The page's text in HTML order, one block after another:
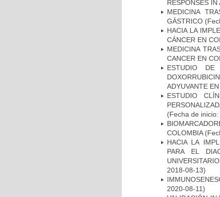
RESPONSES IN
MEDICINA
GÁSTRICO
HACIA LA
CÁNCER EN
MEDICINA
CANCER EN
ESTUDIO DE
ADYUVANTE
ESTUDIO
(Fecha de
COLOMBIA
HACIA LA
PARA EL
2018-08-13)
2020-08-11)